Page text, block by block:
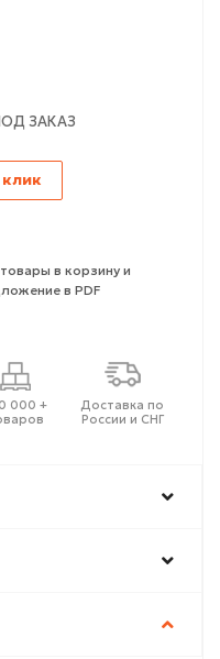
ЗАКАЗ
клик
в корзину и
в PDF
000 +
Доставка по
России и СНГ